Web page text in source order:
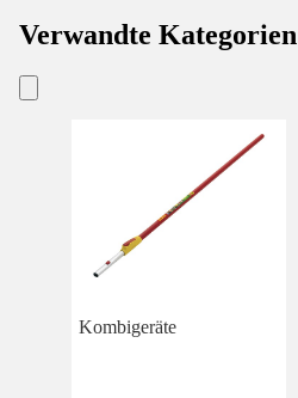
Verwandte Kategorien
Kombigeräte